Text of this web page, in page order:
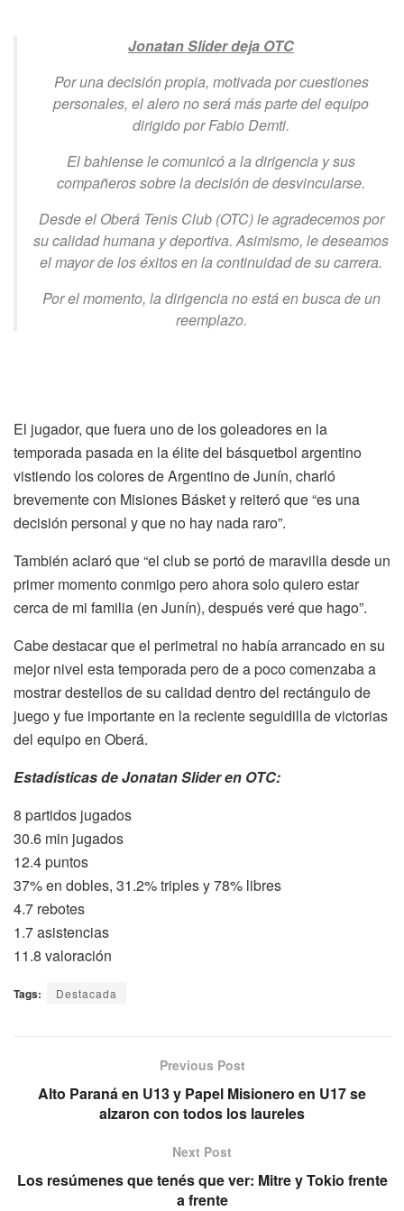
Jonatan Slider deja OTC
Por una decisión propia, motivada por cuestiones
personales, el alero no será más parte del equipo
dirigido por Fabio Demti.
El bahiense le comunicó a la dirigencia y sus
compañeros sobre la decisión de desvincularse.
Desde el Oberá Tenis Club (OTC) le agradecemos por
su calidad humana y deportiva. Asimismo, le deseamos
el mayor de los éxitos en la continuidad de su carrera.
Por el momento, la dirigencia no está en busca de un
reemplazo.
El jugador, que fuera uno de los goleadores en la
temporada pasada en la élite del básquetbol argentino
vistiendo los colores de Argentino de Junín, charló
brevemente con Misiones Básket y reiteró que “es una
decisión personal y que no hay nada raro”.
También aclaró que “el club se portó de maravilla desde un
primer momento conmigo pero ahora solo quiero estar
cerca de mi familia (en Junín), después veré que hago”.
Cabe destacar que el perimetral no había arrancado en su
mejor nivel esta temporada pero de a poco comenzaba a
mostrar destellos de su calidad dentro del rectángulo de
juego y fue importante en la reciente seguidilla de victorias
del equipo en Oberá.
Estadísticas de Jonatan Slider en OTC:
8 partidos jugados
30.6 min jugados
12.4 puntos
37% en dobles, 31.2% triples y 78% libres
4.7 rebotes
1.7 asistencias
11.8 valoración
Tags: Destacada
Previous Post
Alto Paraná en U13 y Papel Misionero en U17 se
alzaron con todos los laureles
Next Post
Los resúmenes que tenés que ver: Mitre y Tokio frente
a frente